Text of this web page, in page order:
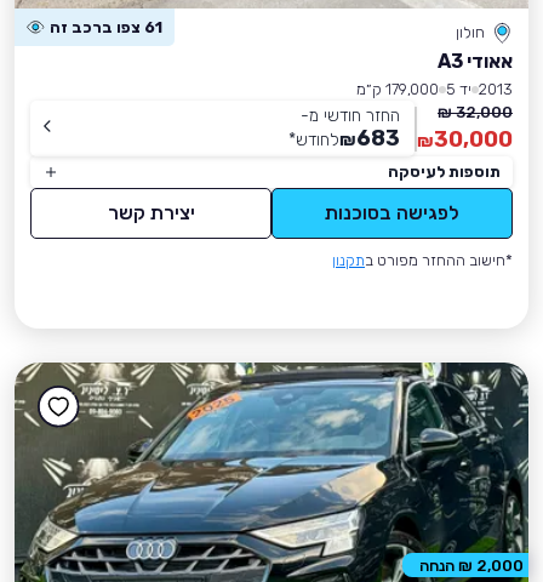
חולון 61 צפו ברכב זה
אאודי A3
2013 יד 5
179,000 ק״מ
32,000 ₪
30,000
₪
החזר חודשי מ-
683
₪לחודש*
תוספות לעיסקה
לפגישה בסוכנות יצירת קשר
*חישוב ההחזר מפורט בתקנון
2,000 ₪ הנחה